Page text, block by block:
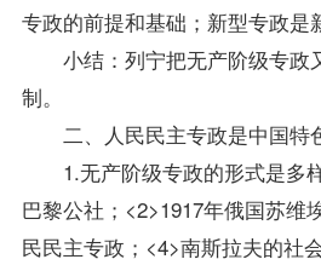
专政的前提和基础；新型专政是
小结：列宁把无产阶级专政
制。
二、人民民主专政是中国特
1.无产阶级专政的形式是多
巴黎公社；<2>1917年俄国苏维
民民主专政；<4>南斯拉夫的社